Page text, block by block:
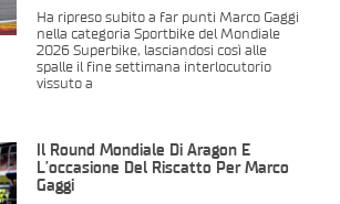
Ha ripreso subito a far punti Marco Gaggi
nella categoria Sportbike del Mondiale
2026 Superbike, lasciandosi così alle
spalle il fine settimana interlocutorio
vissuto a
Il Round Mondiale Di Aragon È
L’occasione Del Riscatto Per Marco
Gaggi